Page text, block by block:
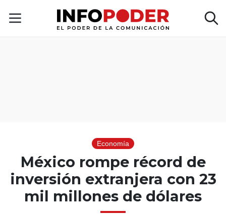
Economía
México rompe récord de
inversión extranjera con 23
mil millones de dólares